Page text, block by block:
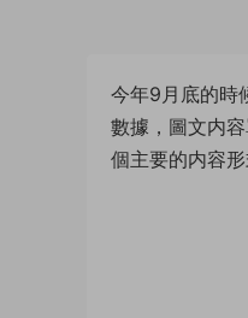
今年9月底的時
數據，圖文内
個主要的内容形